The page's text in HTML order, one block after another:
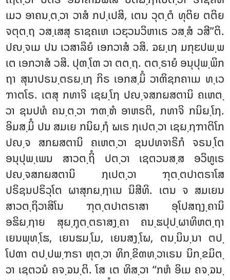
ເມວ ອາຄນ຺ຕ຺ວາ ວາສໍ ກປ຺ເປສິ, ເຕນ ວຸຕ຺ຕໍ ທຸຕິຍ ຕຕິຍ
ຈຕຸຕ຺ຖ ວສ຺ເສສຸ ຣາຊຄເຫ ເວຬຸວນວິຫາເຣ ວສ຺ສໍ ວສີ’’ຕິ.
ປຎ຺ຈເມ ປນ ເວສາລິຍໍ ເອກວາສໍ ວສິ. ຉຏ຺ເຐ ມກຸຬປພ຺ພ
ເຕ ເອກວາສໍ ວສິ. ປຸຓ຺ໂຓ ວາ ຕຕ຺ຖ. ຕຕ຺ຣາຍໍ ອນຸປຸພ຺ພິກ
ຖາ ສຸນາປຣນ຺ຕຣຏ຺ເຐ ກິຣ ເອກສ຺ມິໍ ວາຓິຊກຄາເມ ທ຺ເວ
ຠາຕໂຣ. ເຕສຸ ກທາຈິ ເຊຏ຺ໂຐ ປຎ຺ຈສກຏສຕານິ ຄເຫຕ຺
ວາ ຊນປທໍ ຄນ຺ຕ຺ວາ ຠຓ຺ຑໍ ອາຫຣຕິ, ກທາຈິ ກນິຏ຺ໂຐ.
ອິມສ຺ມິໍ ປນ ສມເຍ ກນິຏ຺ຐໍ ຆເຣ ຐເປຕ຺ວາ ເຊຏ຺ຐຠາຕິໂກ
ປຎ຺ຈ ສກຏສຕານິ ຄເຫຕ຺ວາ ຊນປທຈາຣິກໍ ຈຣນ຺ໂຕ
ອນຸປຸພ຺ເພນ ສາວຕ຺ຖິໍ ປຕ຺ວາ ເຊຕວນສ຺ສ ອວິທູເຣ
ປຎ຺ຈສກຏສຕານິ ຐເປຕ຺ວາ ຠຸຕ຺ຕປາຕຣາໂສ
ປຣິຊນປຣິວຸໂຕ ຜາສຸກຏ຺ຐາເນ ນິສີທິ. ເຕນ ຈ ສມເຍນ
ສາວຕ຺ຖິວາສິໂນ ຠຸຕ຺ຕປາຕຣາສາ ອຸໂປສຖງ຺ຄານິ
ອຘິຏ຺ຐາຍ ສຸຏ຺ຐຸຕ຺ຕຣາສງ຺ຄາ ຄນ຺ຘປຸປ຺ຜາທິຫຕ຺ຖາ
ເຍນພຸທ຺ໂຘ, ເຍນຘມ຺ໂມ, ເຍນສງ຺ໂຆ, ຕນ຺ນິນ຺ນາ ຕປ຺
ໂປຓາ ຕປ຺ປພ຺ຠຣາ ຫຸຕ຺ວາ ທິກ຺ຂິຓທ຺ວາເຣນ ນິກ຺ຂມິຕ຺
ວາ ເຊຕວນໍ ຄຈ຺ຉນ຺ຕິ. ໂສ ເຕ ທິສ຺ວາ ‘‘ກຫໍ ອິເມ ຄຈ຺ຉນ຺